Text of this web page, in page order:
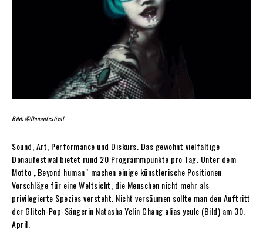
Bild: ©Donaufestival
Sound, Art, Performance und Diskurs. Das gewohnt vielfältige
Donaufestival bietet rund 20 Programmpunkte pro Tag. Unter dem
Motto „Beyond human“ machen einige künstlerische Positionen
Vorschläge für eine Weltsicht, die Menschen nicht mehr als
privilegierte Spezies versteht. Nicht versäumen sollte man den Auftritt
der Glitch-Pop-Sängerin Natasha Yelin Chang alias yeule (Bild) am 30.
April.